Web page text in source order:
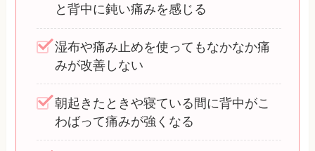
と背中に鈍い痛みを感じる
湿布や痛み止めを使ってもなかなか痛
みが改善しない
朝起きたときや寝ている間に背中がこ
わばって痛みが強くなる